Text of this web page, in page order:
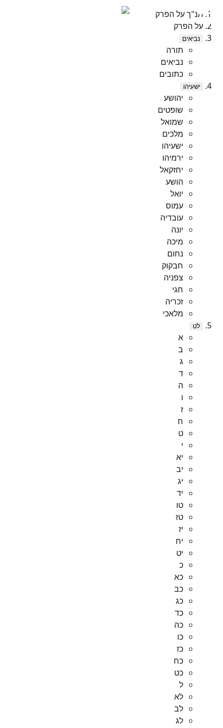
תנ"ך על הפרק
על הפרק
נביאים
תורה
נביאים
כתובים
ישעיהו
יהושע
שופטים
שמואל
מלכים
ישעיהו
ירמיהו
יחזקאל
הושע
יואל
עמוס
עובדיה
יונה
מיכה
נחום
חבקוק
צפניה
חגי
זכריה
מלאכי
לט
א
ב
ג
ד
ה
ו
ז
ח
ט
י
יא
יב
יג
יד
טו
טז
יז
יח
יט
כ
כא
כב
כג
כד
כה
כו
כז
כח
כט
ל
לא
לב
לג